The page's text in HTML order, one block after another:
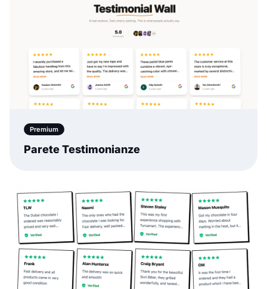
Premium
Parete Testimonianze